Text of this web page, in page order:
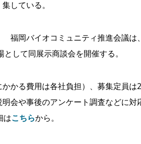
集している。
福岡バイオコミュニティ推進会議は
して同展示商談会を開催する。
かる費用は各社負担）、募集定員は
会や事後のアンケート調査などに
はこちらから。